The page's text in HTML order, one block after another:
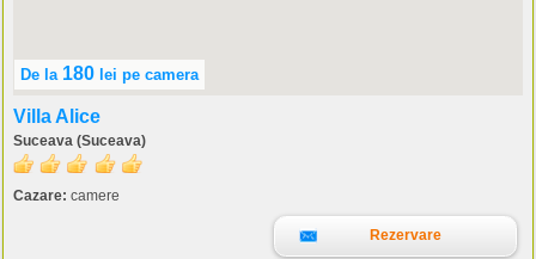
De la 180 lei pe camera
Villa Alice
Suceava (Suceava)
Cazare: camere
Rezervare